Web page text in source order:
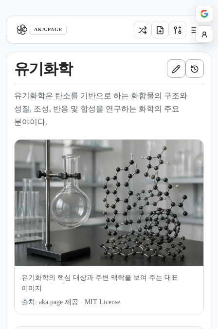
AKA.PAGE
유기화학
유기화학은 탄소를 기반으로 하는 화합물의 구조와
성질, 조성, 반응 및 합성을 연구하는 화학의 주요
분야이다.
유기화학의 핵심 대상과 주변 맥락을 보여 주는 대표
이미지
출처: aka.page 제공 · MIT License